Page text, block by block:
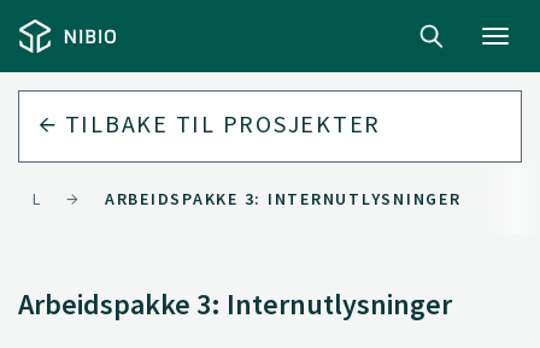
TILBAKE TIL PROSJEKTER
ARBEIDSPAKKE 3: INTERNUTLYSNINGER
Arbeidspakke 3: Internutlysninger